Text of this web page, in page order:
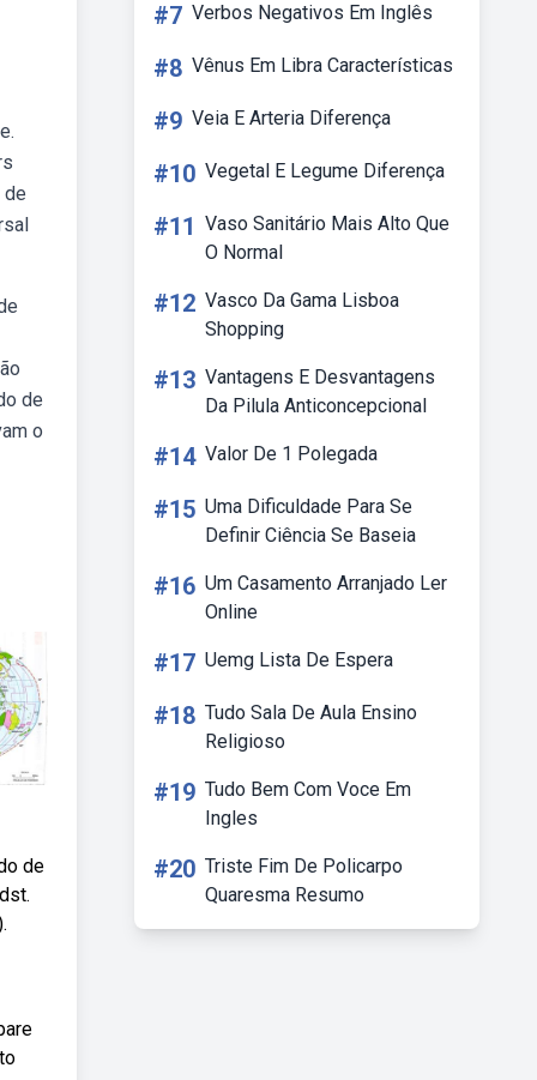
de
de
o
de
#7 Verbos Negativos Em Inglês
#8 Vênus Em Libra Características
#9 Veia E Arteria Diferença
#10 Vegetal E Legume Diferença
#11 Vaso Sanitário Mais Alto Que
O Normal
#12 Vasco Da Gama Lisboa
Shopping
#13 Vantagens E Desvantagens
Da Pilula Anticoncepcional
#14 Valor De 1 Polegada
#15 Uma Dificuldade Para Se
Definir Ciência Se Baseia
#16 Um Casamento Arranjado Ler
Online
#17 Uemg Lista De Espera
#18 Tudo Sala De Aula Ensino
Religioso
#19 Tudo Bem Com Voce Em
Ingles
#20 Triste Fim De Policarpo
Quaresma Resumo